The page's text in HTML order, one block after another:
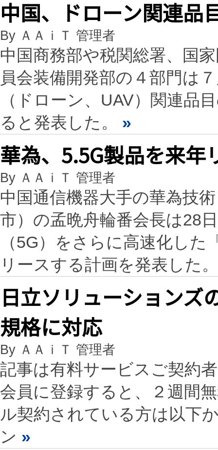
中国、ドローン関連品
By ＡＡｉＴ 管理者
中国商務部や税関総署、国
員会装備開発部の４部門は
（ドローン、UAV）関連品
ると発表した。
»
華為、5.5G製品を来年
By ＡＡｉＴ 管理者
中国通信機器大手の華為技
市）の孟晩舟輪番会長は28
（5G）をさらに高速化し
リースする計画を発表した
日立ソリューションズ
規格に対応
By ＡＡｉＴ 管理者
記事は有料サービスご契約
会員に登録すると、２週間
ル契約されている方は以下
ン »